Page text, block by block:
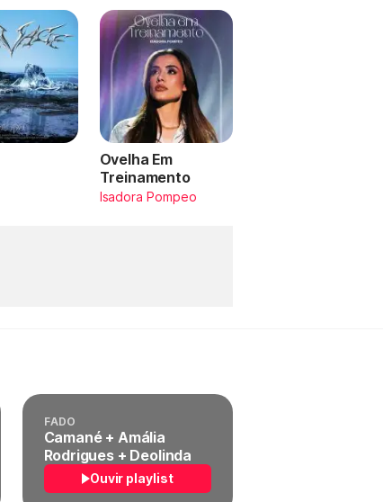
Ovelha Em
Treinamento
Isadora Pompeo
FADO
Camané + Amália
Rodrigues + Deolinda
Ouvir playlist